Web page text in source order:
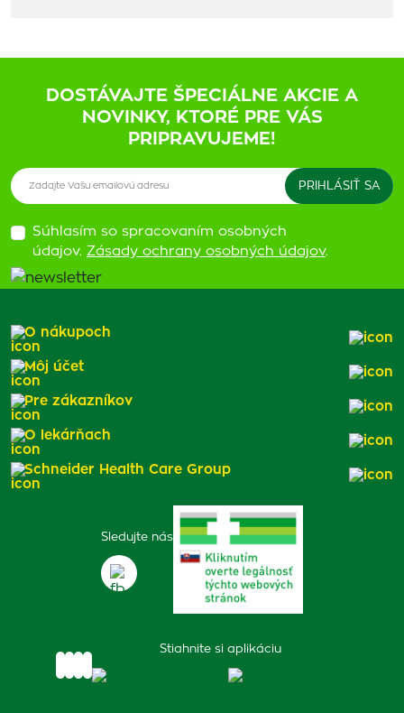
DOSTÁVAJTE ŠPECIÁLNE AKCIE A
NOVINKY, KTORÉ PRE VÁS
PRIPRAVUJEME!
Súhlasím so spracovaním osobných
údajov. Zásady ochrany osobných údajov.
Sledujte nás
Stiahnite si aplikáciu
O nákupoch
Môj účet
Pre zákazníkov
O lekárňach
Schneider Health Care Group